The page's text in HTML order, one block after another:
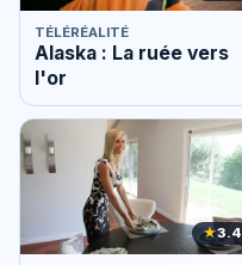
TÉLÉRÉALITÉ
Alaska : La ruée vers
l'or
★3.4